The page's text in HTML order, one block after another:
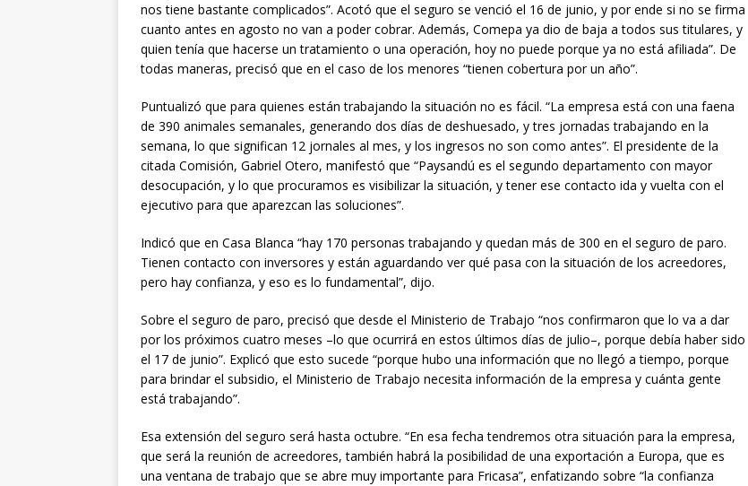
nos tiene bastante complicados”. Acotó que el seguro se venció el 16 de junio, y por ende si no se firma
cuanto antes en agosto no van a poder cobrar. Además, Comepa ya dio de baja a todos sus titulares, y
quien tenía que hacerse un tratamiento o una operación, hoy no puede porque ya no está afiliada”. De
todas maneras, precisó que en el caso de los menores “tienen cobertura por un año”.
Puntualizó que para quienes están trabajando la situación no es fácil. “La empresa está con una faena
de 390 animales semanales, generando dos días de deshuesado, y tres jornadas trabajando en la
semana, lo que significan 12 jornales al mes, y los ingresos no son como antes”. El presidente de la
citada Comisión, Gabriel Otero, manifestó que “Paysandú es el segundo departamento con mayor
desocupación, y lo que procuramos es visibilizar la situación, y tener ese contacto ida y vuelta con el
ejecutivo para que aparezcan las soluciones”.
Indicó que en Casa Blanca “hay 170 personas trabajando y quedan más de 300 en el seguro de paro.
Tienen contacto con inversores y están aguardando ver qué pasa con la situación de los acreedores,
pero hay confianza, y eso es lo fundamental”, dijo.
Sobre el seguro de paro, precisó que desde el Ministerio de Trabajo “nos confirmaron que lo va a dar
por los próximos cuatro meses –lo que ocurrirá en estos últimos días de julio–, porque debía haber sido
el 17 de junio”. Explicó que esto sucede “porque hubo una información que no llegó a tiempo, porque
para brindar el subsidio, el Ministerio de Trabajo necesita información de la empresa y cuánta gente
está trabajando”.
Esa extensión del seguro será hasta octubre. “En esa fecha tendremos otra situación para la empresa,
que será la reunión de acreedores, también habrá la posibilidad de una exportación a Europa, que es
una ventana de trabajo que se abre muy importante para Fricasa”, enfatizando sobre “la confianza